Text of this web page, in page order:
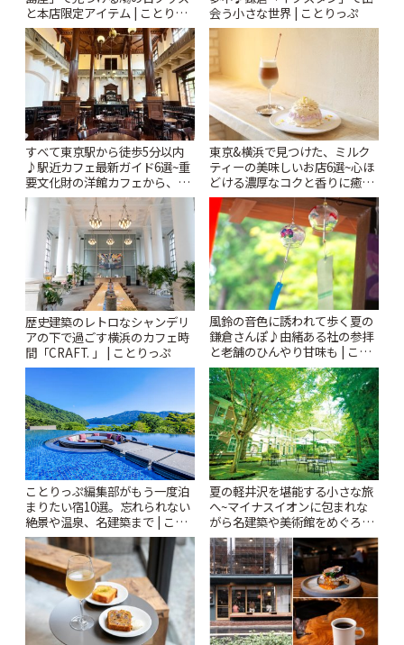
と本店限定アイテム | ことりっ
ぷ
会う小さな世界 | ことりっぷ
すべて東京駅から徒歩5分以内
♪駅近カフェ最新ガイド6選~重
要文化財の洋館カフェから、改
札すぐのレトロ喫茶まで~ | こと
りっぷ
東京&横浜で見つけた、ミルク
ティーの美味しいお店6選~心ほ
どける濃厚なコクと香りに癒や
されるティータイム~ | ことりっ
ぷ
歴史建築のレトロなシャンデリ
アの下で過ごす横浜のカフェ時
間「CRAFT. 」 | ことりっぷ
風鈴の音色に誘われて歩く夏の
鎌倉さんぽ♪由緒ある社の参拝
と老舗のひんやり甘味も | こと
りっぷ
ことりっぷ編集部がもう一度泊
まりたい宿10選。忘れられない
絶景や温泉、名建築まで | こと
りっぷ
夏の軽井沢を堪能する小さな旅
へ~マイナスイオンに包まれな
がら名建築や美術館をめぐろう
~ | ことりっぷ